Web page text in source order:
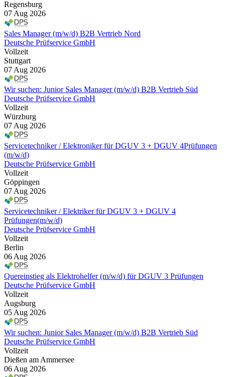
Regensburg
07 Aug 2026
Sales Manager (m/w/d) B2B Vertrieb Nord
Deutsche Prüfservice GmbH
Vollzeit
Stuttgart
07 Aug 2026
Wir suchen: Junior Sales Manager (m/w/d) B2B Vertrieb Süd
Deutsche Prüfservice GmbH
Vollzeit
Würzburg
07 Aug 2026
Servicetechniker / Elektroniker für DGUV 3 + DGUV 4Prüfungen
(m/w/d)
Deutsche Prüfservice GmbH
Vollzeit
Göppingen
07 Aug 2026
Servicetechniker / Elektriker für DGUV 3 + DGUV 4
Prüfungen(m/w/d)
Deutsche Prüfservice GmbH
Vollzeit
Berlin
06 Aug 2026
Quereinstieg als Elektrohelfer (m/w/d) für DGUV 3 Prüfungen
Deutsche Prüfservice GmbH
Vollzeit
Augsburg
05 Aug 2026
Wir suchen: Junior Sales Manager (m/w/d) B2B Vertrieb Süd
Deutsche Prüfservice GmbH
Vollzeit
Dießen am Ammersee
06 Aug 2026